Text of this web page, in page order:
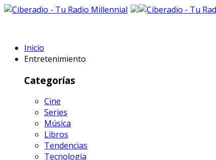
Inicio
Entretenimiento
Categorías
Cine
Series
Música
Libros
Tendencias
Tecnología